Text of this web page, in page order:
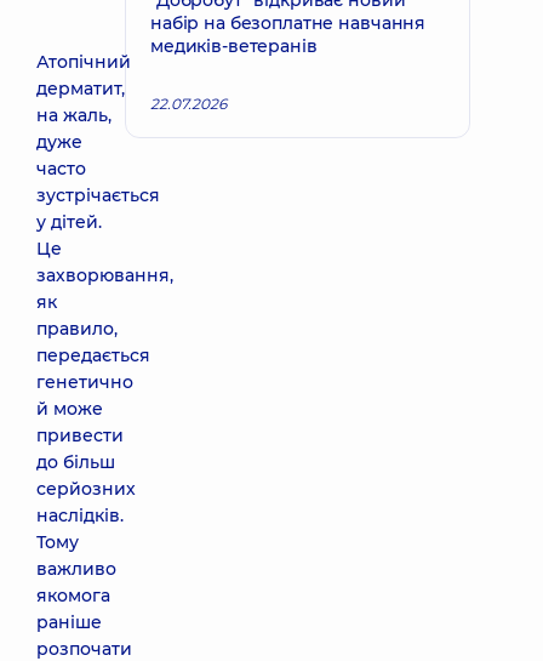
Атопічний
дерматит,
на жаль,
дуже
часто
зустрічається
у дітей.
Це
захворювання,
як
правило,
передається
генетично
й може
привести
до більш
серйозних
наслідків.
Тому
важливо
якомога
раніше
розпочати
набір на безоплатне навчання
медиків-ветеранів
22.07.2026